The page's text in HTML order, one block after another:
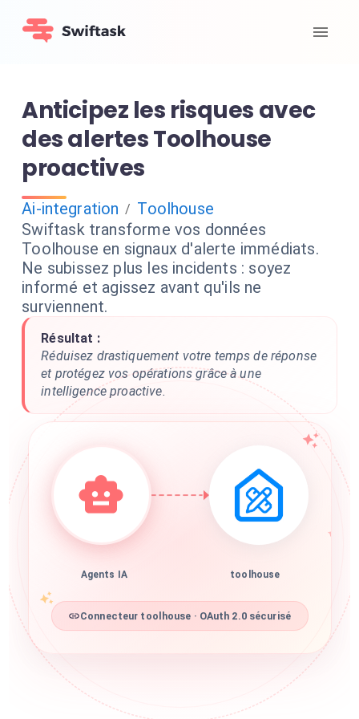
Anticipez les risques avec
des alertes Toolhouse
proactives
Ai-integration / Toolhouse
Swiftask transforme vos données
Toolhouse en signaux d'alerte immédiats.
Ne subissez plus les incidents : soyez
informé et agissez avant qu'ils ne
surviennent.
Résultat :
Réduisez drastiquement votre temps de réponse
et protégez vos opérations grâce à une
intelligence proactive.
Agents IA toolhouse
Connecteur toolhouse · OAuth 2.0 sécurisé